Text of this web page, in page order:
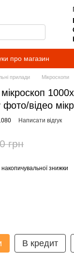
про магазин
прилади Мікроскопи
відео
Написати відгук
грн
знижки
В кредит